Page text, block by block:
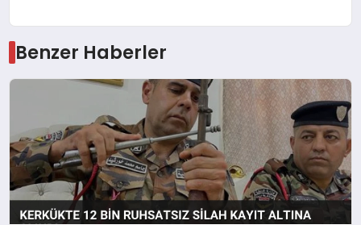
Benzer Haberler